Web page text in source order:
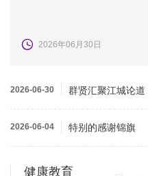
2026年06月30日
2026-06-30 群贤汇聚江城论
2026-06-04 特别的感谢锦旗
健康教育